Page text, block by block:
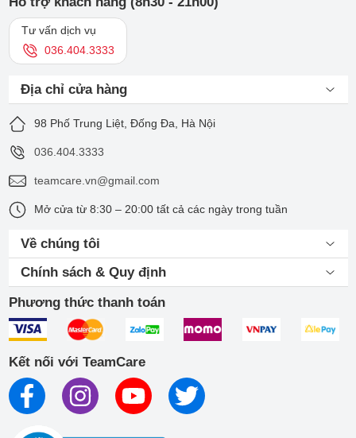
Tư vấn dịch vụ
036.404.3333
Địa chỉ cửa hàng
98 Phố Trung Liệt, Đống Đa, Hà Nội
036.404.3333
teamcare.vn@gmail.com
Mở cửa từ 8:30 – 20:00 tất cả các ngày trong tuần
Về chúng tôi
Chính sách & Quy định
Phương thức thanh toán
Kết nối với TeamCare